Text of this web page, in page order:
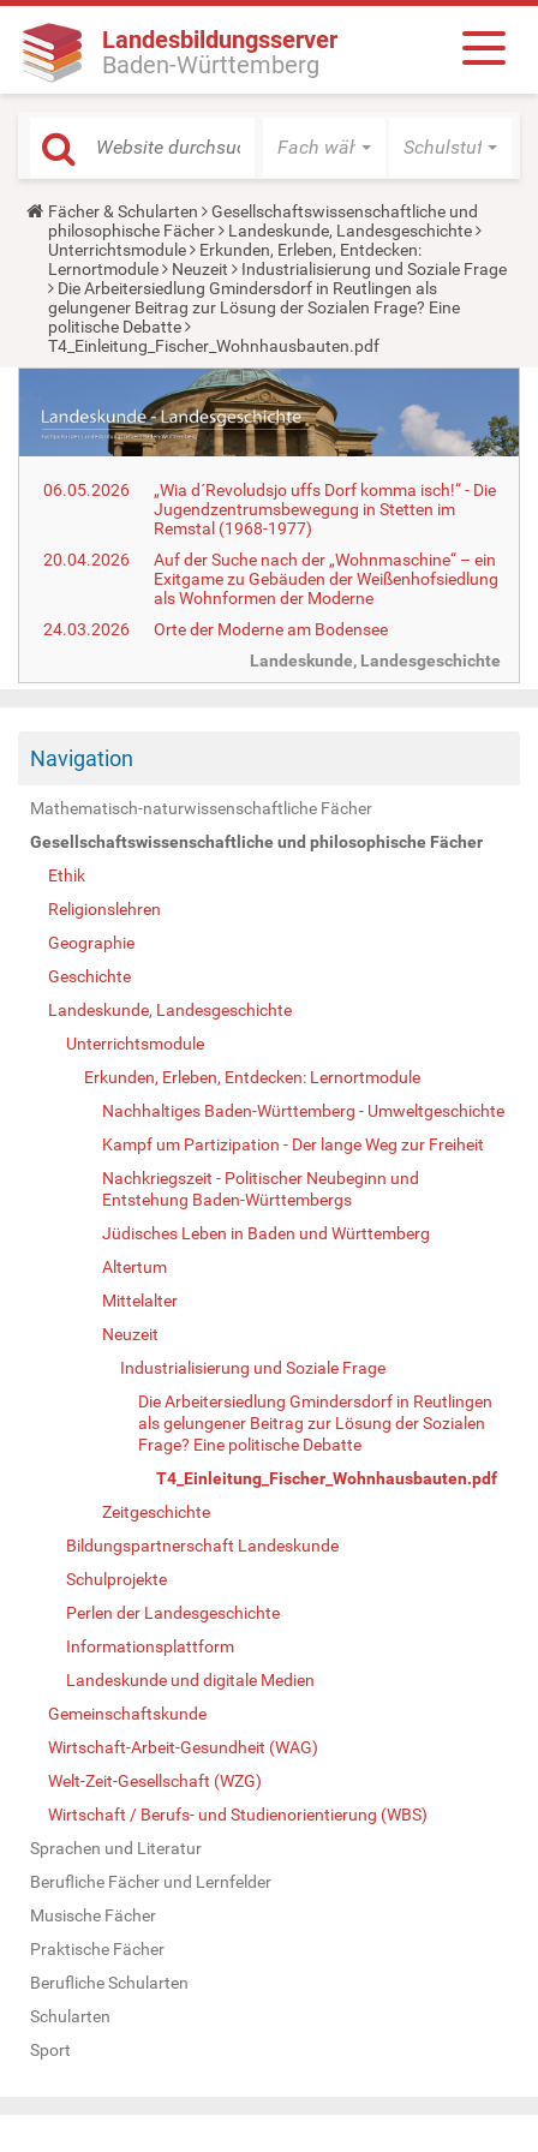
Landesbildungsserver
Baden-Württemberg
Fach wählen Schulstufe
Y
o
u
a
r
e
h
e
r
Fächer & Schularten
Gesellschaftswissenschaftliche und
philosophische Fächer
Landeskunde, Landesgeschichte
Unterrichtsmodule
Erkunden, Erleben, Entdecken:
Lernortmodule
Neuzeit
Industrialisierung und Soziale Frage
Die Arbeitersiedlung Gmindersdorf in Reutlingen als
gelungener Beitrag zur Lösung der Sozialen Frage? Eine
politische Debatte
T4_Einleitung_Fischer_Wohnhausbauten.pdf
06.05.2026
„Wia d´Revoludsjo uffs Dorf komma isch!“ - Die
Jugendzentrumsbewegung in Stetten im
Remstal (1968-1977)
20.04.2026
Auf der Suche nach der „Wohnmaschine“ – ein
Exitgame zu Gebäuden der Weißenhofsiedlung
als Wohnformen der Moderne
24.03.2026
Orte der Moderne am Bodensee
Landeskunde, Landesgeschichte
Navigation
Mathematisch-naturwissenschaftliche Fächer
Gesellschaftswissenschaftliche und philosophische Fächer
Ethik
Religionslehren
Geographie
Geschichte
Landeskunde, Landesgeschichte
Unterrichtsmodule
Erkunden, Erleben, Entdecken: Lernortmodule
Nachhaltiges Baden-Württemberg - Umweltgeschichte
Kampf um Partizipation - Der lange Weg zur Freiheit
Nachkriegszeit - Politischer Neubeginn und
Entstehung Baden-Württembergs
Jüdisches Leben in Baden und Württemberg
Altertum
Mittelalter
Neuzeit
Industrialisierung und Soziale Frage
Die Arbeitersiedlung Gmindersdorf in Reutlingen
als gelungener Beitrag zur Lösung der Sozialen
Frage? Eine politische Debatte
T4_Einleitung_Fischer_Wohnhausbauten.pdf
Zeitgeschichte
Bildungspartnerschaft Landeskunde
Schulprojekte
Perlen der Landesgeschichte
Informationsplattform
Landeskunde und digitale Medien
Gemeinschaftskunde
Wirtschaft-Arbeit-Gesundheit (WAG)
Welt-Zeit-Gesellschaft (WZG)
Wirtschaft / Berufs- und Studienorientierung (WBS)
Sprachen und Literatur
Berufliche Fächer und Lernfelder
Musische Fächer
Praktische Fächer
Berufliche Schularten
Schularten
Sport